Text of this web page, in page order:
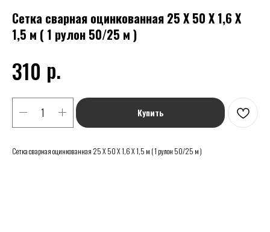
Сетка сварная оцинкованная 25 Х 50 Х 1,6 Х
1,5 м ( 1 рулон 50/25 м )
310 р.
Купить
Сетка сварная оцинкованная 25 Х 50 Х 1,6 Х 1,5 м ( 1 рулон 50/25 м )